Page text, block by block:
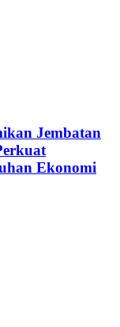
Jembatan
Ekonomi